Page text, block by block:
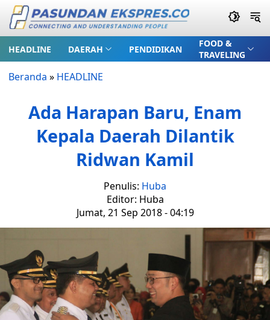
HEADLINE DAERAH PENDIDIKAN
FOOD &
TRAVELING
Beranda » HEADLINE
Ada Harapan Baru, Enam
Kepala Daerah Dilantik
Ridwan Kamil
Penulis: Huba
Editor: Huba
Jumat, 21 Sep 2018 - 04:19